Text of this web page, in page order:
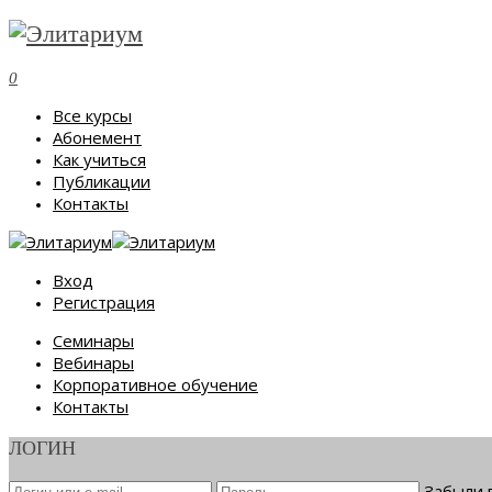
0
Все курсы
Абонемент
Как учиться
Публикации
Контакты
Вход
Регистрация
Семинары
Вебинары
Корпоративное обучение
Контакты
ЛОГИН